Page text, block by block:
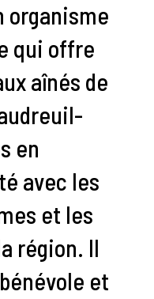
organisme
qui offre
aînés de
en
avec les
et les
région. Il
et